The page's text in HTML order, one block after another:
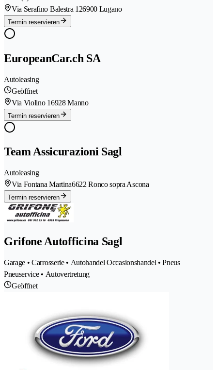
Via Serafino Balestra 126900 Lugano
Termin reservieren
EuropeanCar.ch SA
Autoleasing
Geöffnet
Via Violino 16928 Manno
Termin reservieren
Team Assicurazioni Sagl
Autoleasing
Via Fontana Martina6622 Ronco sopra Ascona
Termin reservieren
Grifone Autofficina Sagl
Garage • Carrosserie • Autohandel Occasionshandel • Pneus
Pneuservice • Autovertretung
Geöffnet